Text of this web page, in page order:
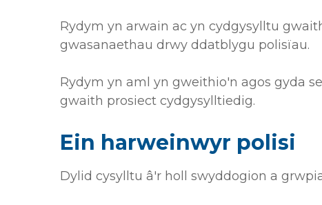
Rydym yn arwain ac yn cydgysylltu
gwasanaethau drwy ddatblygu polisïau.
Rydym yn aml yn gweithio'n agos gyda
gwaith prosiect cydgysylltiedig.
Ein harweinwyr polisi
Dylid cysylltu â'r holl swyddogion a